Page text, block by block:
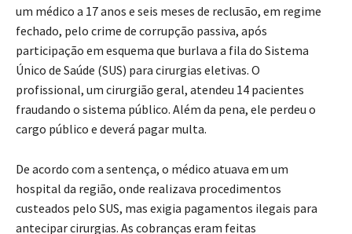
um médico a 17 anos e seis meses de reclusão, em regime
fechado, pelo crime de corrupção passiva, após
participação em esquema que burlava a fila do Sistema
Único de Saúde (SUS) para cirurgias eletivas. O
profissional, um cirurgião geral, atendeu 14 pacientes
fraudando o sistema público. Além da pena, ele perdeu o
cargo público e deverá pagar multa.
De acordo com a sentença, o médico atuava em um
hospital da região, onde realizava procedimentos
custeados pelo SUS, mas exigia pagamentos ilegais para
antecipar cirurgias. As cobranças eram feitas